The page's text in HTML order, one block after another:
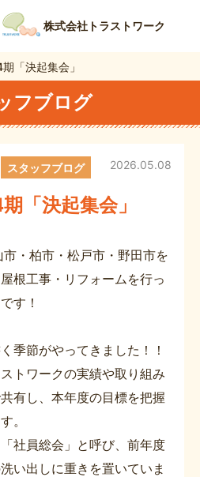
株式会社トラストワーク
「決起集会」
フブログ
「決起集会」
2026.05.08
スタッフブログ
・柏市・松戸市・野田市を
根工事・リフォームを行っ
す！
季節がやってきました！！
トワークの実績や取り組み
有し、本年度の目標を把握
。
社員総会」と呼び、前年度
い出しに重きを置いていま